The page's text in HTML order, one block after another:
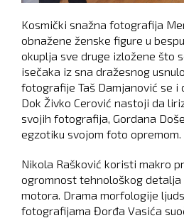
Kosmički snažna fotografija
obnažene ženske figure u
okuplja sve druge izložene što
isečaka iz sna dražesnog
fotografije Taš Damjanović se i
Dok Živko Cerović nastoji da
svojih fotografija, Gordana
egzotiku svojom foto opremom.
Nikola Rašković koristi makro
ogromnost tehnološkog
motora. Drama morfologije
fotografijama Đorđa Vasića